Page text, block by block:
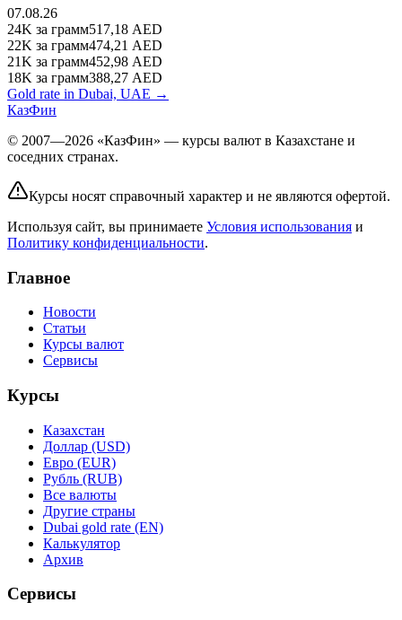
07.08.26
24K за грамм517,18 AED
22K за грамм474,21 AED
21K за грамм452,98 AED
18K за грамм388,27 AED
Gold rate in Dubai, UAE →
КазФин
© 2007—2026 «КазФин» — курсы валют в Казахстане и
соседних странах.
Курсы носят справочный характер и не являются офертой.
Используя сайт, вы принимаете Условия использования и
Политику конфиденциальности.
Главное
Новости
Статьи
Курсы валют
Сервисы
Курсы
Казахстан
Доллар (USD)
Евро (EUR)
Рубль (RUB)
Все валюты
Другие страны
Dubai gold rate (EN)
Калькулятор
Архив
Сервисы